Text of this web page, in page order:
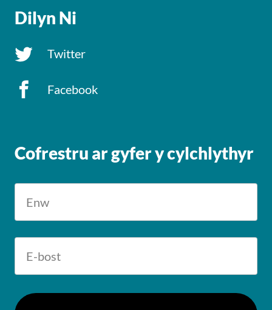
Dilyn Ni
Twitter
Facebook
Cofrestru ar gyfer y cylchlythyr